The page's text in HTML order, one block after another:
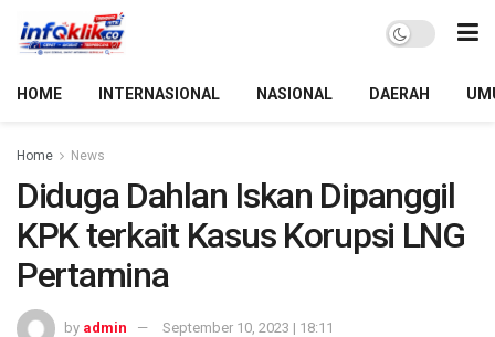
HOME INTERNASIONAL NASIONAL DAERAH
Home News
Diduga Dahlan Iskan Dipanggil
KPK terkait Kasus Korupsi LNG
Pertamina
by admin September 10, 2023 | 18:11